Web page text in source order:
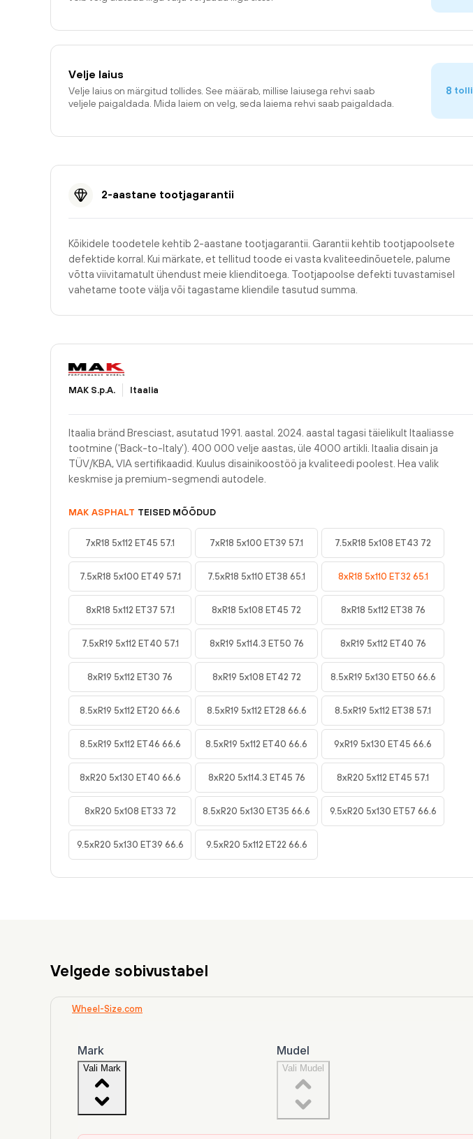
Velje laius
Velje laius on märgitud tollides. See määrab, millise laiusega rehvi saab
veljele paigaldada. Mida laiem on velg, seda laiema rehvi saab paigaldada.
8 tolli
2-aastane tootjagarantii
Kõikidele toodetele kehtib 2-aastane tootjagarantii. Garantii kehtib tootjapoolsete
defektide korral. Kui märkate, et tellitud toode ei vasta kvaliteedinõuetele, palume
võtta viivitamatult ühendust meie klienditoega. Tootjapoolse defekti tuvastamisel
vahetame toote välja või tagastame kliendile tasutud summa.
MAK S.p.A. Itaalia
Itaalia bränd Bresciast, asutatud 1991. aastal. 2024. aastal tagasi täielikult Itaaliasse
tootmine ('Back-to-Italy'). 400 000 velje aastas, üle 4000 artikli. Itaalia disain ja
TÜV/KBA, VIA sertifikaadid. Kuulus disainikoostöö ja kvaliteedi poolest. Hea valik
keskmise ja premium-segmendi autodele.
MAK ASPHALT TEISED MÕÕDUD
7xR18 5x112 ET45 57.1 7xR18 5x100 ET39 57.1 7.5xR18 5x108 ET43 72
7.5xR18 5x100 ET49 57.1 7.5xR18 5x110 ET38 65.1 8xR18 5x110 ET32 65.1
8xR18 5x112 ET37 57.1 8xR18 5x108 ET45 72 8xR18 5x112 ET38 76
7.5xR19 5x112 ET40 57.1 8xR19 5x114.3 ET50 76 8xR19 5x112 ET40 76
8xR19 5x112 ET30 76 8xR19 5x108 ET42 72 8.5xR19 5x130 ET50 66.6
8.5xR19 5x112 ET20 66.6 8.5xR19 5x112 ET28 66.6 8.5xR19 5x112 ET38 57.1
8.5xR19 5x112 ET46 66.6 8.5xR19 5x112 ET40 66.6 9xR19 5x130 ET45 66.6
8xR20 5x130 ET40 66.6 8xR20 5x114.3 ET45 76 8xR20 5x112 ET45 57.1
8xR20 5x108 ET33 72 8.5xR20 5x130 ET35 66.6 9.5xR20 5x130 ET57 66.6
9.5xR20 5x130 ET39 66.6 9.5xR20 5x112 ET22 66.6
Velgede sobivustabel
Wheel-Size.com